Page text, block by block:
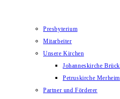
Presbyterium
Mitarbeiter
Unsere Kirchen
Johanneskirche Brück
Petruskirche Merheim
Partner und Förderer